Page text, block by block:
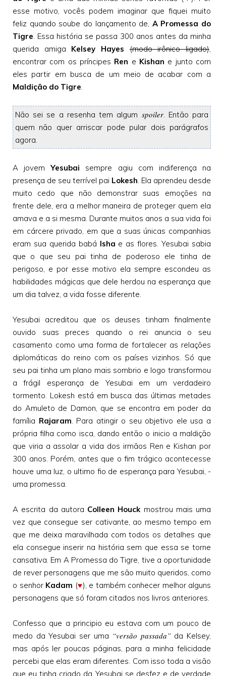
esse motivo, vocês podem imaginar que fiquei muito
feliz quando soube do lançamento de, A Promessa do
Tigre. Essa história se passa 300 anos antes da minha
querida amiga Kelsey Hayes(modo irônico ligado),
encontrar com os príncipes Ren e Kishan e junto com
eles partir em busca de um meio de acabar com a
Maldição do Tigre.
Não sei se a resenha tem algum spoiler. Então para
quem não quer arriscar pode pular dois parágrafos
agora.
A jovemYesubai sempre agiu com indiferença na
presença de seu terrível pai Lokesh. Ela aprendeu desde
muito cedo que não demonstrar suas emoções na
frente dele, era a melhor maneira de proteger quem ela
amava e a si mesma. Durante muitos anos a sua vida foi
em cárcere privado, em que a suas únicas companhias
eram sua querida babá Isha e as flores. Yesubai sabia
que o que seu pai tinha de poderoso ele tinha de
perigoso, e por esse motivo ela sempre escondeu as
habilidades mágicas que dele herdou na esperança que
um dia talvez, a vida fosse diferente.
Yesubai acreditou que os deuses tinham finalmente
ouvido suas preces quando o rei anuncia o seu
casamento como uma forma de fortalecer as relações
diplomáticas do reino com os países vizinhos. Só que
seu pai tinha um plano mais sombrio e logo transformou
a frágil esperança de Yesubai em um verdadeiro
tormento. Lokesh está em busca das últimas metades
do Amuleto de Damon, que se encontra em poder da
família Rajaram. Para atingir o seu objetivo ele usa a
própria filha como isca, dando então o inicio a maldição
que viria a assolar a vida dos irmãos Ren e Kishan por
300 anos. Porém, antes que o fim trágico acontecesse
houve uma luz, o ultimo fio de esperança para Yesubai, -
uma promessa.
A escrita da autora Colleen Houckmostrou mais uma
vez que consegue ser cativante, ao mesmo tempo em
que me deixa maravilhada com todos os detalhes que
ela consegue inserir na história sem que essa se torne
cansativa. Em A Promessa do Tigre, tive a oportunidade
de rever personagens que me são muito queridos, como
o senhor Kadam (♥), e também conhecer melhor alguns
personagens que só foram citados nos livros anteriores.
Confesso que a principio eu estava com um pouco de
medo da Yesubai ser uma “versão passada”da Kelsey,
mas após ler poucas páginas, para a minha felicidade
percebi que elas eram diferentes. Com isso toda a visão
que eu tinha criado da Yesubai se desfez e de verdade